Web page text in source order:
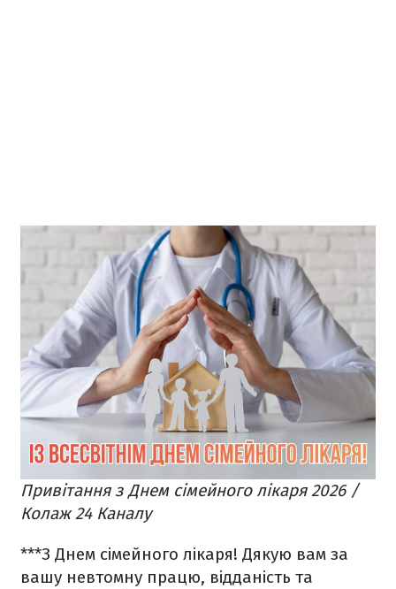
Привітання з Днем сімейного лікаря 2026 /
Колаж 24 Каналу
***З Днем сімейного лікаря! Дякую вам за
вашу невтомну працю, відданість та